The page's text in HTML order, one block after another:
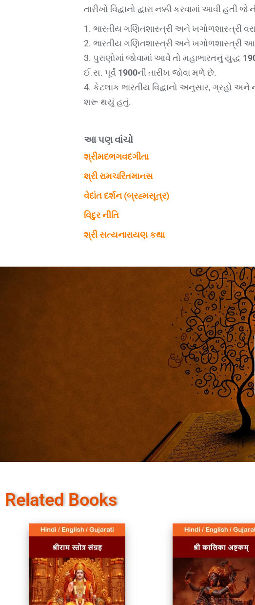
તારીખો વિદ્વાનો દ્વારા નક્કી કરવામાં આવી
1. ભારતીય ગણિતશાસ્ત્રી અને ખગોળશાસ્ત્રી
2. ભારતીય ગણિતશાસ્ત્રી અને ખગોળશાસ્ત્રી
3. પુરાણોમાં જોવામાં આવે તો મહાભારતનું યુદ્ધ
ઈ.સ. પૂર્વે1900ની તારીખ જોવા મળે છે.
4. કેટલાક ભારતીય વિદ્વાનો અનુસાર, ગ્રહો અને
શરૂ થયું હતું.
આ પણ વાંચો
શ્રીમદભગવદગીતા
શ્રી રામચરિતમાનસ
વેદાંત દર્શન (બ્રહ્મસૂત્ર)
વિદુર નીતિ
શ્રી સત્યનારાયણ કથા
Related Books